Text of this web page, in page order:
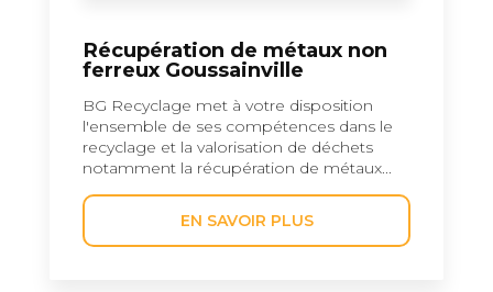
Récupération de métaux non
ferreux Goussainville
BG Recyclage met à votre disposition
l'ensemble de ses compétences dans le
recyclage et la valorisation de déchets
notamment la récupération de métaux...
EN SAVOIR PLUS